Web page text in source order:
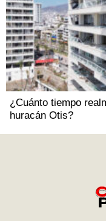
¿Cuánto tiempo
huracán Otis?